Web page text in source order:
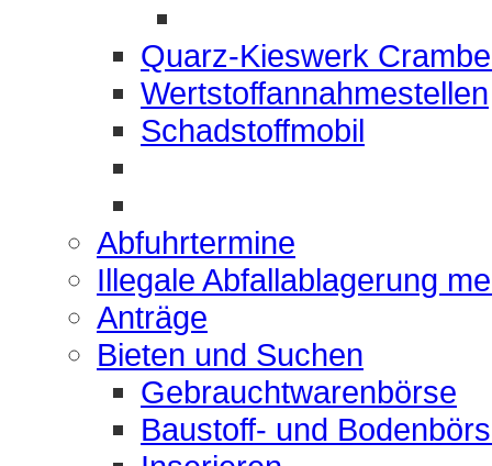
Quarz-Kieswerk
Wertstoffannahmestellen
Schadstoffmobil
Abfuhrtermine
Illegale Abfallablagerung
Anträge
Bieten und Suchen
Gebrauchtwarenbörse
Baustoff- und